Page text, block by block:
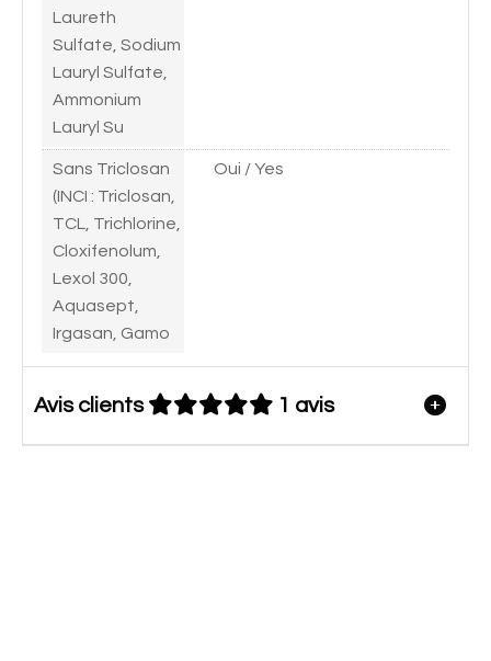
Laureth
Sulfate, Sodium
Lauryl Sulfate,
Ammonium
Lauryl Su
Sans Triclosan
(INCI : Triclosan,
TCL, Trichlorine,
Cloxifenolum,
Lexol 300,
Aquasept,
Irgasan, Gamo
Oui / Yes
Avis clients 1 avis